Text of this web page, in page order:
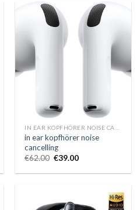
in ear kopfhörer noise
cancelling
€62.00 €39.00